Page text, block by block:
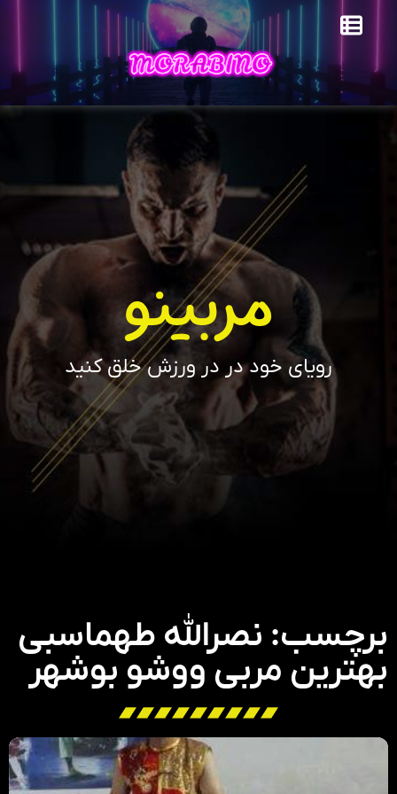
مربینو
رویای خود در در ورزش خلق کنید
برچسب: نصرالله طهماسبی
بهترین مربی ووشو بوشهر